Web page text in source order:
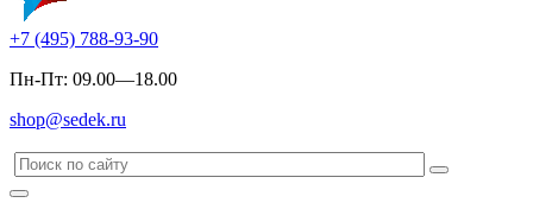
+7 (495) 788-93-90
Пн-Пт: 09.00—18.00
shop@sedek.ru